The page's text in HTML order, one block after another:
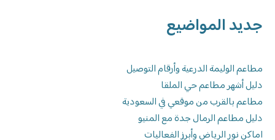
جديد المواضيع
مطاعم الوليمة الدرعية وأرقام التوصيل
دليل أشهر مطاعم حي الملقا
مطاعم بالقرب من موقعي في السعودية
دليل مطاعم الرمال جدة مع المنيو
اماكن نور الرياض وأبرز الفعاليات